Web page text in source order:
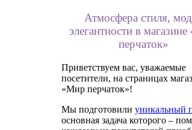
Атмосфера стиля,
элегантности в
перчаток»
Приветствуем вас, уважаемые
посетители, на страницах
«Мир перчаток»!
Мы подготовили уникальный
основная задача которого –